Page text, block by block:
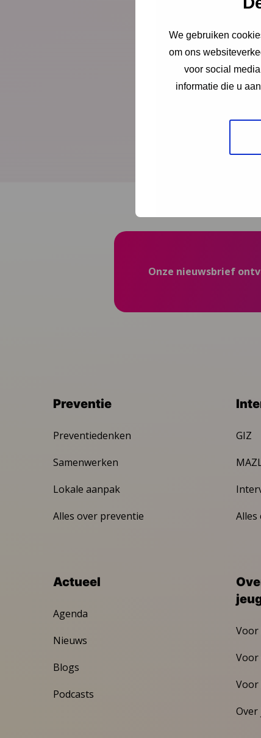
We gebruiken
om ons
voor social
informatie die u
Onze nieuwsbrief
Preventie
Preventiedenken
Samenwerken
Lokale aanpak
Alles over preventie
GIZ
Actueel
Agenda
Nieuws
Blogs
Podcasts
Voor
Voor